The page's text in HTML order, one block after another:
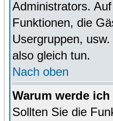
Administrators.
Funktionen, die
Usergruppen,
also gleich tun.
Nach oben
Warum werde
Sollten Sie die